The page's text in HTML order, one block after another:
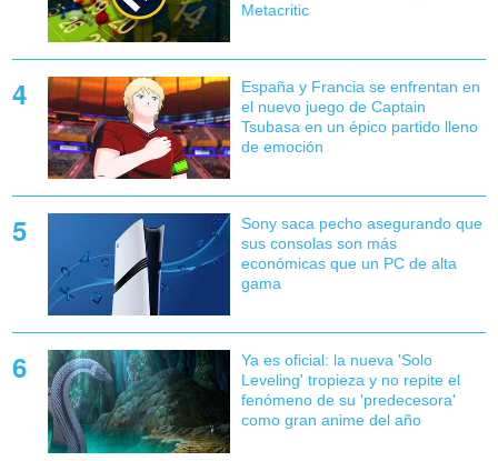
Metacritic
España y Francia se enfrentan en
el nuevo juego de Captain
Tsubasa en un épico partido lleno
de emoción
Sony saca pecho asegurando que
sus consolas son más
económicas que un PC de alta
gama
Ya es oficial: la nueva 'Solo
Leveling' tropieza y no repite el
fenómeno de su 'predecesora'
como gran anime del año